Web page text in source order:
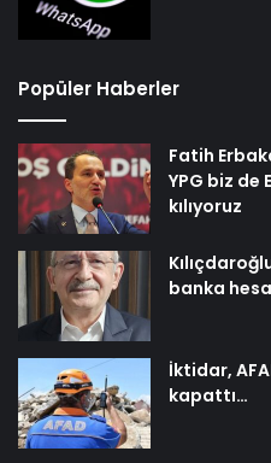
Popüler Haberler
Fatih
YPG biz de
kılıyoruz
banka
İktidar,
kapattı…